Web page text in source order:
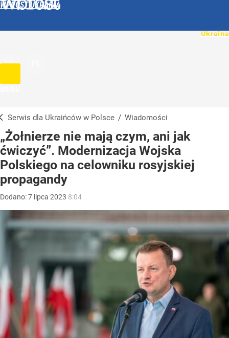
WPROST UKRAINA
UA
Serwis dla Ukraińców w Polsce / Wiadomości
„Żołnierze nie mają czym, ani jak
ćwiczyć”. Modernizacja Wojska
Polskiego na celowniku rosyjskiej
propagandy
Dodano:7 lipca 2023 8:04